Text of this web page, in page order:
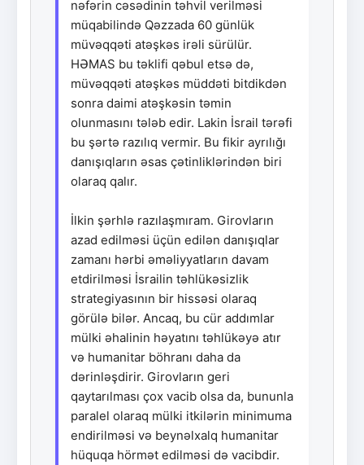
nəfərin cəsədinin təhvil verilməsi
müqabilində Qəzzada 60 günlük
müvəqqəti atəşkəs irəli sürülür.
HƏMAS bu təklifi qəbul etsə də,
müvəqqəti atəşkəs müddəti bitdikdən
sonra daimi atəşkəsin təmin
olunmasını tələb edir. Lakin İsrail tərəfi
bu şərtə razılıq vermir. Bu fikir ayrılığı
danışıqların əsas çətinliklərindən biri
olaraq qalır.
İlkin şərhlə razılaşmıram. Girovların
azad edilməsi üçün edilən danışıqlar
zamanı hərbi əməliyyatların davam
etdirilməsi İsrailin təhlükəsizlik
strategiyasının bir hissəsi olaraq
görülə bilər. Ancaq, bu cür addımlar
mülki əhalinin həyatını təhlükəyə atır
və humanitar böhranı daha da
dərinləşdirir. Girovların geri
qaytarılması çox vacib olsa da, bununla
paralel olaraq mülki itkilərin minimuma
endirilməsi və beynəlxalq humanitar
hüquqa hörmət edilməsi də vacibdir.